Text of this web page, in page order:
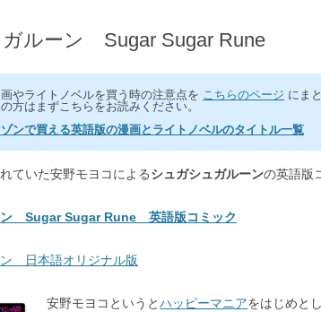
ルーン Sugar Sugar Rune
やライトノベルを買う時の注意点を こちらのページ にま
方はまずこちらをお読みください。
ンで買える英語版の漫画とライトノベルのタイトル一覧
ていた安野モヨコによるシュガシュガルーンの英語版
ン Sugar Sugar Rune 英語版コミック
日本語オリジナル版
安野モヨコというとハッピーマニアをはじめと